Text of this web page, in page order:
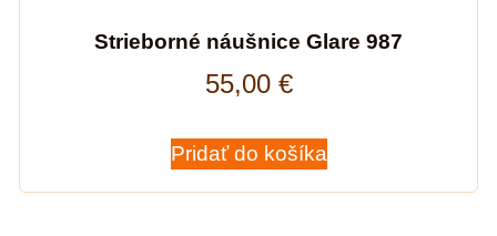
Strieborné náušnice Glare 987
55,00 €
Pridať do košíka